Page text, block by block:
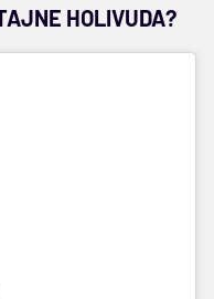
HOLIVUDA?